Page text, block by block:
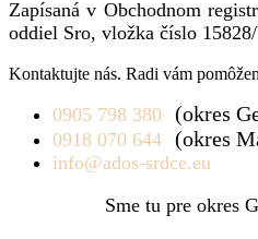
Zapísaná v Obchodnom
oddiel Sro, vložka číslo
Kontaktujte nás. Radi vám
0905 798 380 (okres
0918 070 644 (okres
info@ados-srdce.eu
Sme tu pre okres